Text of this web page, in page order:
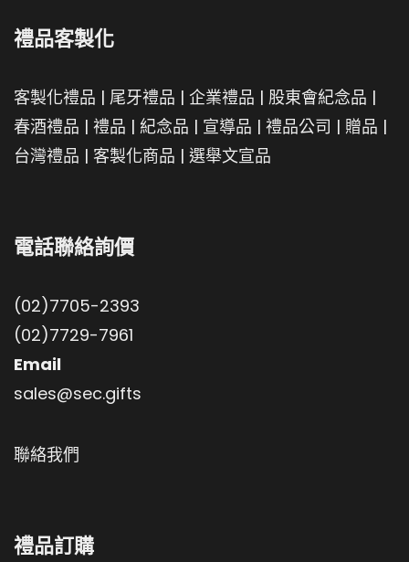
禮品客製化
客製化禮品 | 尾牙禮品 | 企業禮品 | 股東會紀念品 |
春酒禮品 | 禮品 | 紀念品 | 宣導品 | 禮品公司 | 贈品 |
台灣禮品 | 客製化商品 | 選舉文宣品
電話聯絡詢價
(02)7705-2393
(02)7729-7961
Email
sales@sec.gifts
聯絡我們
禮品訂購